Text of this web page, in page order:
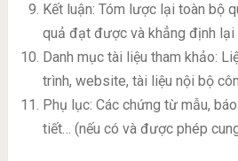
Kết luận: Tóm lược lại toàn bộ
quả đạt được và khẳng định lại
Danh mục tài liệu tham khảo:
trình, website, tài liệu nội bộ
Phụ lục: Các chứng từ mẫu,
tiết… (nếu có và được phép